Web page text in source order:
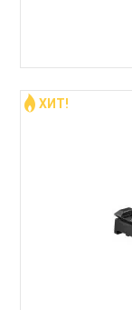
ХИТ!